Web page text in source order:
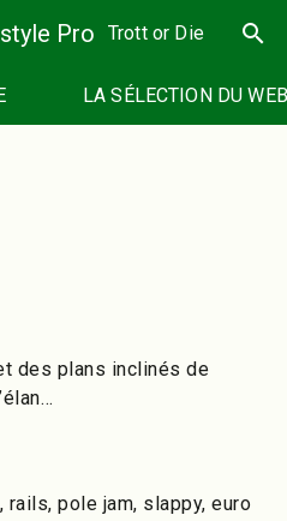
Pro Trott or Die search
LA SÉLECTION DU
des plans inclinés de
rails, pole jam, slappy, euro